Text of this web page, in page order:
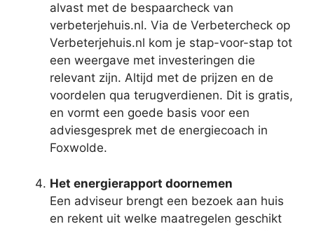
alvast met de bespaarcheck van
verbeterjehuis.nl. Via de Verbetercheck op
Verbeterjehuis.nl kom je stap-voor-stap tot
een weergave met investeringen die
relevant zijn. Altijd met de prijzen en de
voordelen qua terugverdienen. Dit is gratis,
en vormt een goede basis voor een
adviesgesprek met de energiecoach in
Foxwolde.
Het energierapport doornemen
Een adviseur brengt een bezoek aan huis
en rekent uit welke maatregelen geschikt